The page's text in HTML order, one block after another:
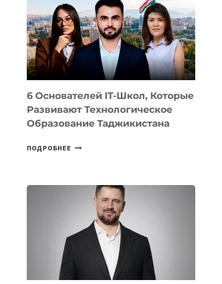
ВИДА
НОВОГО
УСТРОЙСТВА
ОТ
OPENAI
6 Основателей IT-Школ, Которые
Развивают Технологическое
Образование Таджикистана
ПОДРОБНЕЕ
КОТОРЫЕ
РАЗВИВАЮТ
ТЕХНОЛОГИЧЕСКОЕ
ОБРАЗОВАНИЕ
ТАДЖИКИСТАНА